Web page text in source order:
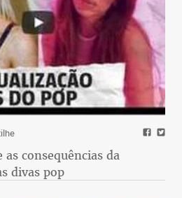
consequências da
divas pop